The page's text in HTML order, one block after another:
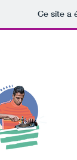
Ce site a